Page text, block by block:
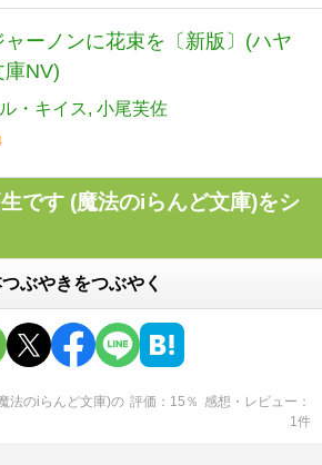
ャーノンに花束を〔新版〕(ハヤ
庫NV)
・キイス 小尾芙佐
です (魔法のiらんど文庫)をシ
ぶやきをつぶやく
法のiらんど文庫)の 評価 15 ％ 感想・レビュー
1件